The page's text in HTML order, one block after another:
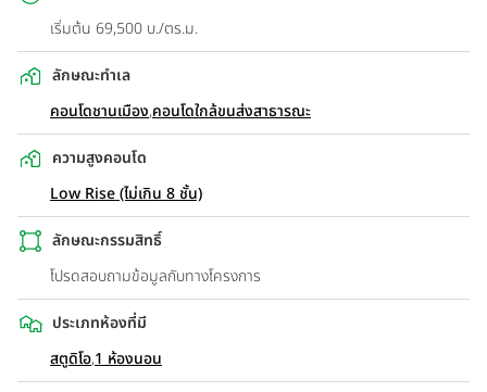
เริ่มต้น 69,500 บ./ตร.ม.
ลักษณะทำเล
คอนโดชานเมือง,คอนโดใกล้ขนส่งสาธารณะ
ความสูงคอนโด
Low Rise (ไม่เกิน 8 ชั้น)
ลักษณะกรรมสิทธิ์
โปรดสอบถามข้อมูลกับทางโครงการ
ประเภทห้องที่มี
สตูดิโอ,1 ห้องนอน